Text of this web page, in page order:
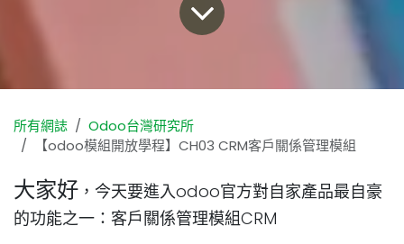
所有網誌
Odoo台灣研究所
【odoo模組開放學程】CH03 CRM客戶關係管理模組
大家好 ，今天要進入odoo官方對自家產品最自豪
的功能之一：客戶關係管理模組CRM